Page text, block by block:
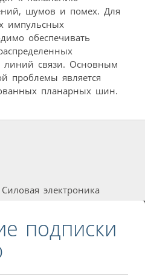
шумов и помех. Для
импульсных
обеспечивать
линий связи. Основным
проблемы является
планарных шин.
электроника
подписки